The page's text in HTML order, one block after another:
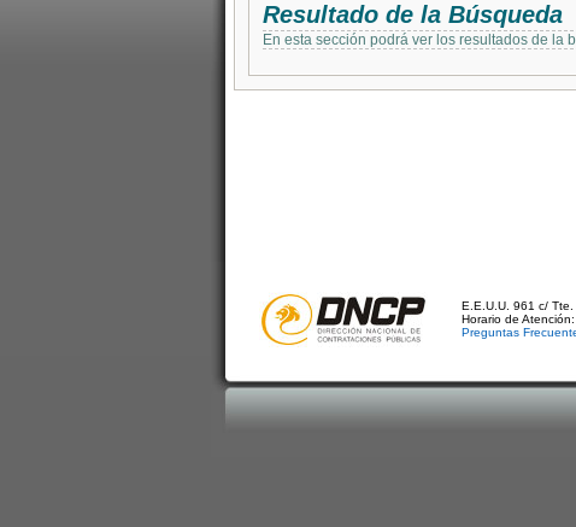
Resultado de la Búsqueda
En esta sección podrá ver los resultados de la
E.E.U.U. 961 c/
Horario de
Preguntas